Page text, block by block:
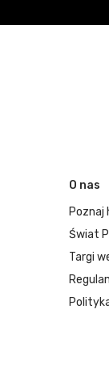
O nas
Poznaj
Świat
Targi